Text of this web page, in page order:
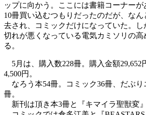
ップに向かう。ここには書籍コーナー
10冊買い込むつもりだったのだが、な
去され、コミックだけになっていた。
切れが悪くなっている電気カミソリの
る。
5月は、購入数228冊。購入金額29,652
4,500円。
なろう本54冊。コミック36冊、だぶり
冊。
新刊は頂き本3冊と『キマイラ聖獣変』